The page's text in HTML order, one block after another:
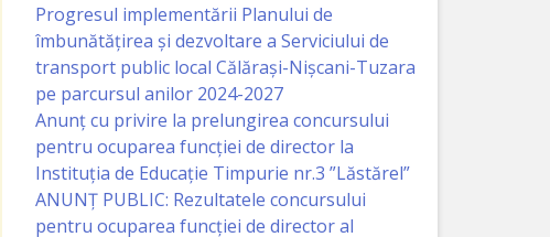
Progresul implementării Planului de
îmbunătățirea și dezvoltare a Serviciului de
transport public local Călărași-Nișcani-Tuzara
pe parcursul anilor 2024-2027
Anunț cu privire la prelungirea concursului
pentru ocuparea funcţiei de director la
Instituția de Educație Timpurie nr.3 ”Lăstărel”
ANUNȚ PUBLIC: Rezultatele concursului
pentru ocuparea funcției de director al